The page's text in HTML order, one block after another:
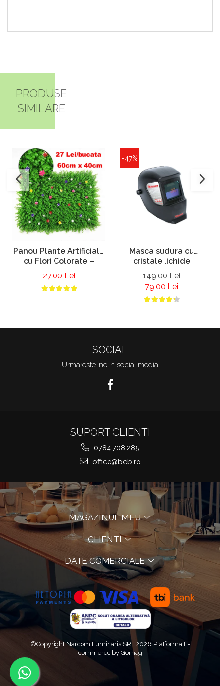
PRODUSE
SIMILARE
Panou Plante Artificiale
cu Flori Colorate –
60x40 cm
27,00 Lei
-47%
Masca sudura cu
cristale lichide
149,00 Lei
79,00 Lei
SOCIAL
Urmareste-ne in social media
SUPORT CLIENTI
0784.708.285
office@beb.ro
MAGAZINUL MEU
CLIENTI
DATE COMERCIALE
©Copyright Narcom Luminaris SRL 2026 Platforma E-
commerce by Gomag